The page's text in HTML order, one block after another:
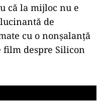
că la mijloc nu e
de
cu o nonșalanță
film despre Silicon